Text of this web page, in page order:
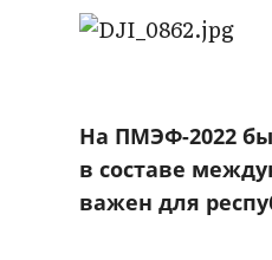
На ПМЭФ-2022
в составе
важен для